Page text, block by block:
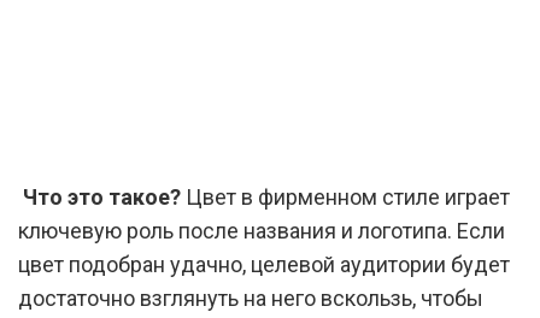
Что это такое? Цвет в фирменном стиле играет
ключевую роль после названия и логотипа. Если
цвет подобран удачно, целевой аудитории будет
достаточно взглянуть на него вскользь, чтобы